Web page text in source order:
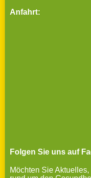
Anfahrt:
Folgen Sie uns auf
Möchten Sie